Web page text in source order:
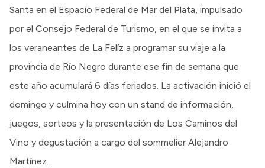
Santa en el Espacio Federal de Mar del Plata, impulsado
por el Consejo Federal de Turismo, en el que se invita a
los veraneantes de La Felíz a programar su viaje a la
provincia de Río Negro durante ese fin de semana que
este año acumulará 6 días feriados. La activación inició el
domingo y culmina hoy con un stand de información,
juegos, sorteos y la presentación de Los Caminos del
Vino y degustación a cargo del sommelier Alejandro
Martínez.